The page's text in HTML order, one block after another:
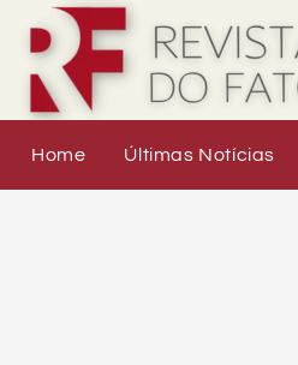
Home Últimas Notícias